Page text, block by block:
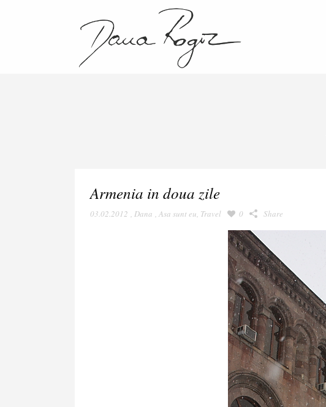
Armenia in doua zile
03.02.2012 , Dana , Asa sunt eu, Travel 0 Share